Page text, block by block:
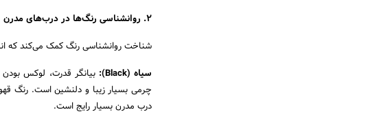
۲. روانشناسی رنگ‌ها در درب‌های مدرن
شناخت روانشناسی رنگ کمک می‌کند که
سیاه (Black):
بیانگر قدرت، لوکس
چرمی بسیار زیبا و دلنشین است. رنگ
درب مدرن بسیار رایج است.